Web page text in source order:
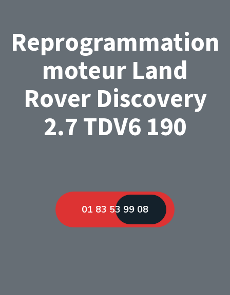
Reprogrammation
moteur Land
Rover Discovery
2.7 TDV6 190
01 83 53 99 08